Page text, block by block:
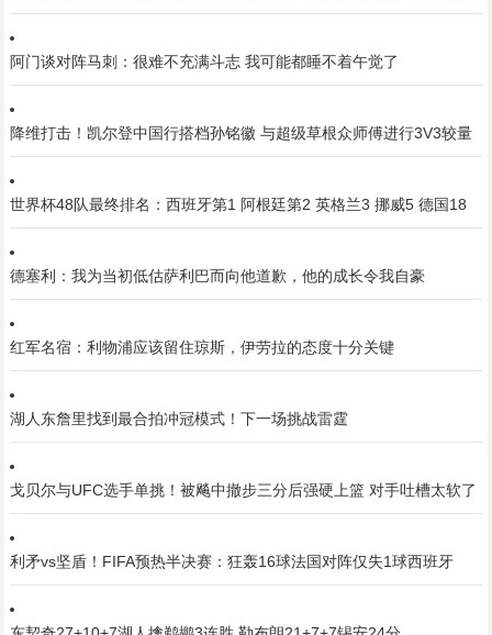
阿门谈对阵马刺：很难不充满斗志 我可能都睡不着午觉了
降维打击！凯尔登中国行搭档孙铭徽 与超级草根众师傅进行3V3较量
世界杯48队最终排名：西班牙第1 阿根廷第2 英格兰3 挪威5 德国18
德塞利：我为当初低估萨利巴而向他道歉，他的成长令我自豪
红军名宿：利物浦应该留住琼斯，伊劳拉的态度十分关键
湖人东詹里找到最合拍冲冠模式！下一场挑战雷霆
戈贝尔与UFC选手单挑！被飚中撤步三分后强硬上篮 对手吐槽太软了
利矛vs坚盾！FIFA预热半决赛：狂轰16球法国对阵仅失1球西班牙